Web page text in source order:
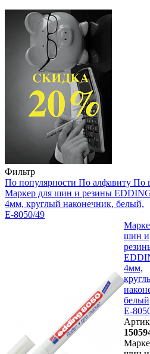
Фильтр
По популярности По алфавиту По
Маркер для шин и резины
4мм, круглый наконечник, белый,
Е-8050/49
шин и
4мм,
Е-